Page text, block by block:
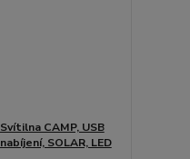
Svítilna CAMP, USB
nabíjení, SOLAR, LED